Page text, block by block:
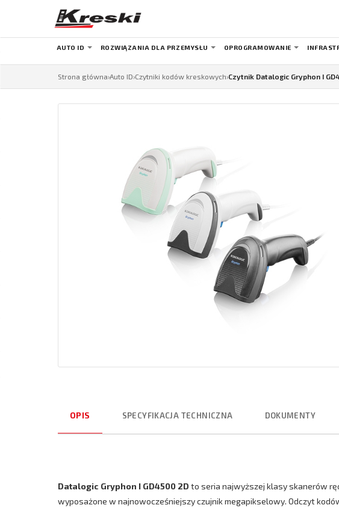
AUTO ID ROZWIĄZANIA DLA PRZEMYSŁU OPROGRAMOWANIE
Strona główna›Auto ID›Czytniki kodów kreskowych›Czytnik Datalogic Gryphon I
OPIS SPECYFIKACJA TECHNICZNA DOKUMENTY
Datalogic Gryphon I GD4500 2D to seria najwyższej klasy skanerów
wyposażone w najnowocześniejszy czujnik megapikselowy. Odczyt